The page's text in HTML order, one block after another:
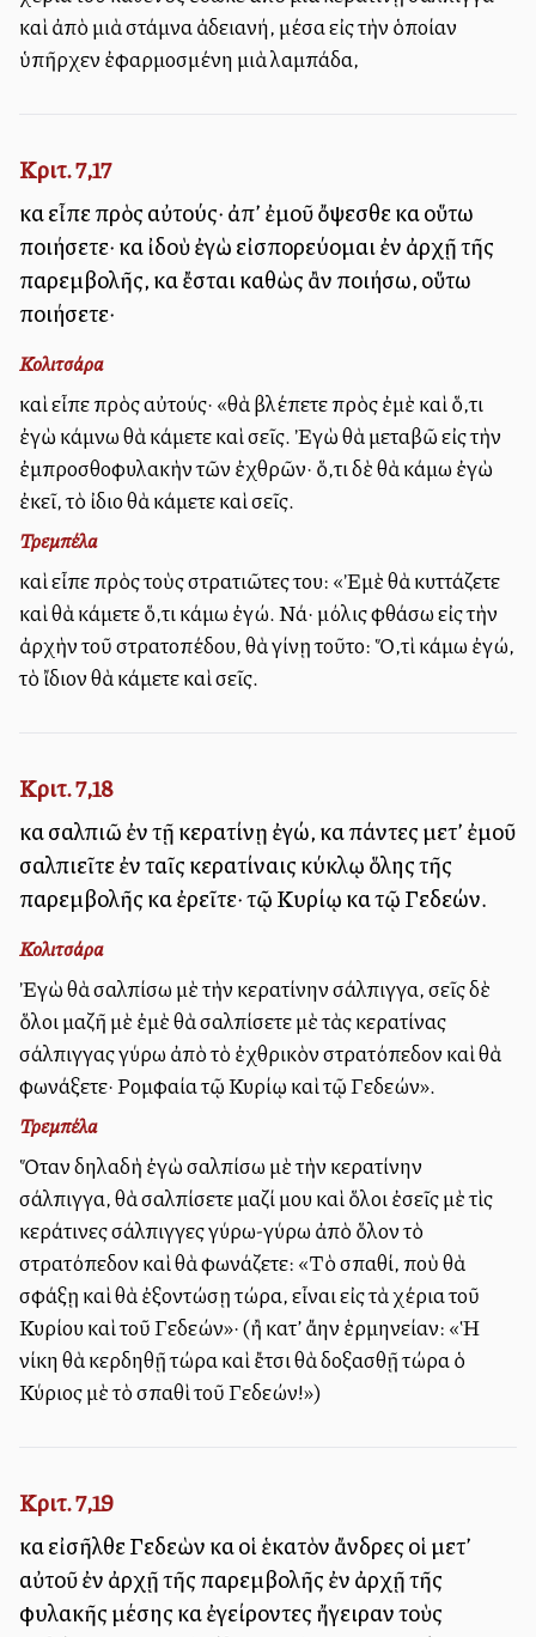
καὶ ἀπὸ μιὰ στάμνα ἀδειανή, μέσα εἰς τὴν ὁποίαν
ὑπῆρχεν ἐφαρμοσμένη μιὰ λαμπάδα,
Κριτ. 7,17
καὶ εἶπε πρὸς αὐτούς· ἀπ’ ἐμοῦ ὄψεσθε καὶ οὕτω
ποιήσετε· καὶ ἰδοὺ ἐγὼ εἰσπορεύομαι ἐν ἀρχῇ τῆς
παρεμβολῆς, καὶ ἔσται καθὼς ἂν ποιήσω, οὕτω
ποιήσετε·
Κολιτσάρα
καὶ εἶπε πρὸς αὐτούς· «θὰ βλέπετε πρὸς ἐμὲ καὶ ὅ,τι
ἐγὼ κάμνω θὰ κάμετε καὶ σεῖς. Ἐγὼ θὰ μεταβῶ εἰς τὴν
ἐμπροσθοφυλακὴν τῶν ἐχθρῶν· ὅ,τι δὲ θὰ κάμω ἐγὼ
ἐκεῖ, τὸ ἰδιο θὰ κάμετε καὶ σεῖς.
Τρεμπέλα
καὶ εἶπε πρὸς τοὺς στρατιῶτες του: «Ἐμὲ θὰ κυττάζετε
καὶ θὰ κάμετε ὅ,τι κάμω ἐγώ. Νά· μόλις φθάσω εἰς τὴν
ἀρχὴν τοῦ στρατοπέδου, θὰ γίνῃ τοῦτο: Ὅ,τὶ κάμω ἐγώ,
τὸ ἴδιον θὰ κάμετε καὶ σεῖς.
Κριτ. 7,18
καὶ σαλπιῶ ἐν τῇ κερατίνῃ ἐγώ, καὶ πάντες μετ’ ἐμοῦ
σαλπιεῖτε ἐν ταῖς κερατίναις κύκλῳ ὅλης τῆς
παρεμβολῆς καὶ ἐρεῖτε· τῷ Κυρίῳ καὶ τῷ Γεδεών.
Κολιτσάρα
Ἐγὼ θὰ σαλπίσω μὲ τὴν κερατίνην σάλπιγγα, σεῖς δὲ
ὅλοι μαζῆ μὲ ἐμὲ θὰ σαλπίσετε μὲ τὰς κερατίνας
σάλπιγγας γύρω ἀπὸ τὸ ἐχθρικὸν στρατόπεδον καὶ θὰ
φωνάξετε· Ρομφαία τῷ Κυρίῳ καὶ τῷ Γεδεών».
Τρεμπέλα
Ὅταν δηλαδὴ ἐγὼ σαλπίσω μὲ τὴν κερατίνην
σάλπιγγα, θὰ σαλπίσετε μαζί μου καὶ ὅλοι ἐσεῖς μὲ τὶς
κεράτινες σάλπιγγες γύρω-γύρω ἀπὸ ὅλον τὸ
στρατόπεδον καὶ θὰ φωνάζετε: «Τὸ σπαθί, ποὺ θὰ
σφάξῃ καὶ θὰ ἐξοντώσῃ τώρα, εἶναι εἰς τὰ χέρια τοῦ
Κυρίου καὶ τοῦ Γεδεών»· (ἢ κατ’ ἄλλην ἑρμηνείαν: «Ἡ
νίκη θὰ κερδηθῇ τώρα καὶ ἔτσι θὰ δοξασθῇ τώρα ὁ
Κύριος μὲ τὸ σπαθὶ τοῦ Γεδεών!»)
Κριτ. 7,19
καὶ εἰσῆλθε Γεδεὼν καὶ οἱ ἑκατὸν ἄνδρες οἱ μετ’
αὐτοῦ ἐν ἀρχῇ τῆς παρεμβολῆς ἐν ἀρχῇ τῆς
φυλακῆς μέσης καὶ ἐγείροντες ἤγειραν τοὺς